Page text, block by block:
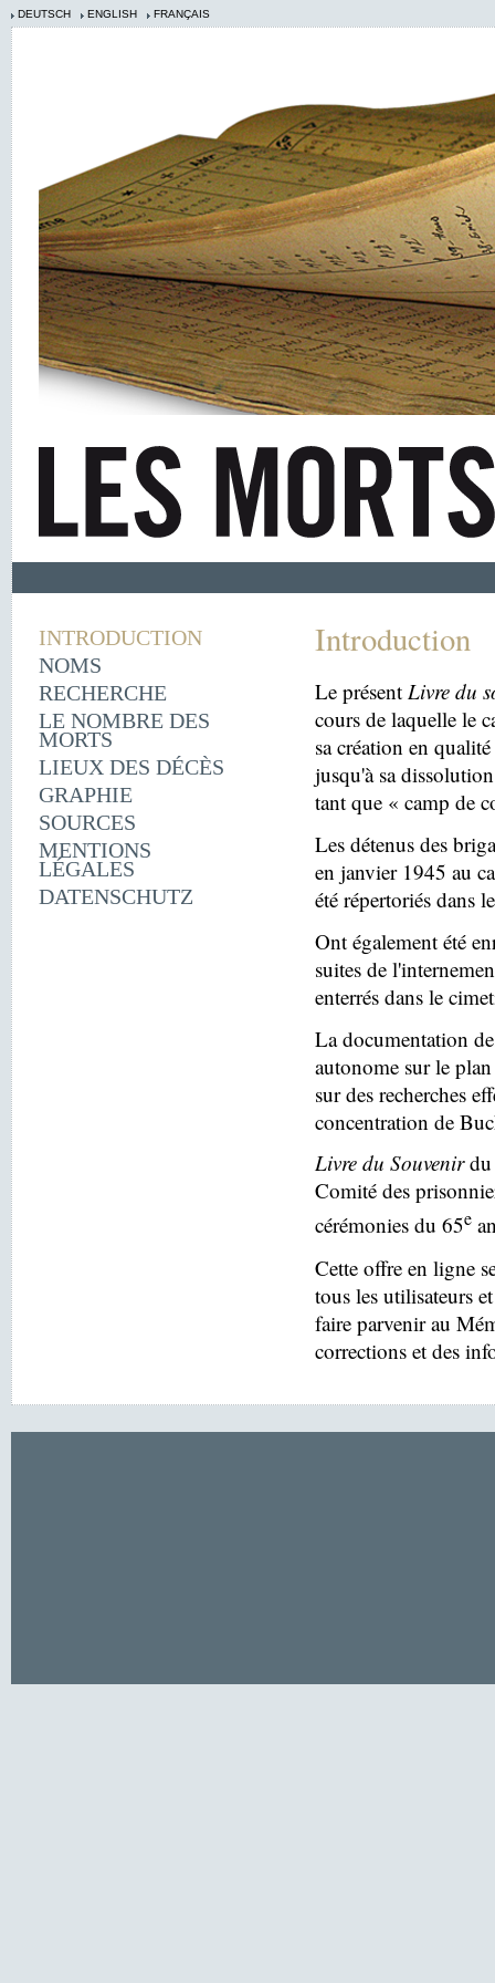
DEUTSCH ENGLISH FRANÇAIS
INTRODUCTION
NOMS
RECHERCHE
LE NOMBRE DES
MORTS
LIEUX DES DÉCÈS
GRAPHIE
SOURCES
MENTIONS
LÉGALES
DATENSCHUTZ
Introduction
Le présentLivre du
cours de laquelle le
sa création en
jusqu'à sa
tant que « camp de
Les détenus des
en janvier 1945 au
été répertoriés dans
Ont également été
suites de
enterrés dans le
La documentation
autonome sur le
sur des recherches
concentration de
Livre du Souvenirdu
Comité des
cérémonies du 65e
Cette offre en ligne
tous les utilisateurs
faire parvenir au
corrections et des